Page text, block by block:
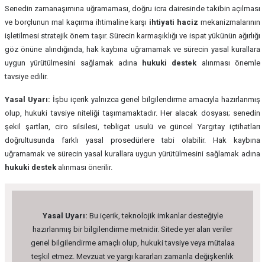
Senedin zamanaşımına uğramaması, doğru icra dairesinde takibin açılması
ve borçlunun mal kaçırma ihtimaline karşı ihtiyati haciz mekanizmalarının
işletilmesi stratejik önem taşır. Sürecin karmaşıklığı ve ispat yükünün ağırlığı
göz önüne alındığında, hak kaybına uğramamak ve sürecin yasal kurallara
uygun yürütülmesini sağlamak adına
hukuki destek alınması önemle
tavsiye edilir.
Yasal Uyarı: İşbu içerik yalnızca genel bilgilendirme amacıyla hazırlanmış
olup, hukuki tavsiye niteliği taşımamaktadır. Her alacak dosyası; senedin
şekil şartları, ciro silsilesi, tebligat usulü ve güncel Yargıtay içtihatları
doğrultusunda farklı yasal prosedürlere tabi olabilir. Hak kaybına
uğramamak ve sürecin yasal kurallara uygun yürütülmesini sağlamak adına
hukuki destek alınması önerilir.
Yasal Uyarı: Bu içerik, teknolojik imkanlar desteğiyle
hazırlanmış bir bilgilendirme metnidir. Sitede yer alan veriler
genel bilgilendirme amaçlı olup, hukuki tavsiye veya mütalaa
teşkil etmez. Mevzuat ve yargı kararları zamanla değişkenlik